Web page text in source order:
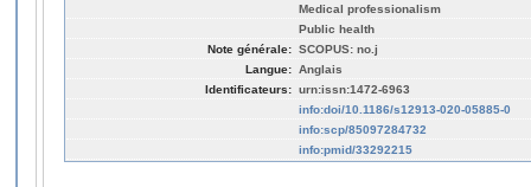
Medical professionalism
Public health
Note générale: SCOPUS: no.j
Langue: Anglais
Identificateurs: urn:issn:1472-6963
info:doi/10.1186/s12913-020-05885-0
info:scp/85097284732
info:pmid/33292215